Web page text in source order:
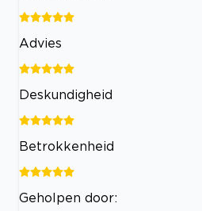
Advies
Deskundigheid
Betrokkenheid
Geholpen door: